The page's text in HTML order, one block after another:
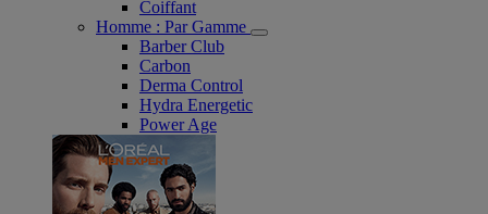
Coiffant
Homme : Par Gamme
Barber Club
Carbon
Derma Control
Hydra Energetic
Power Age